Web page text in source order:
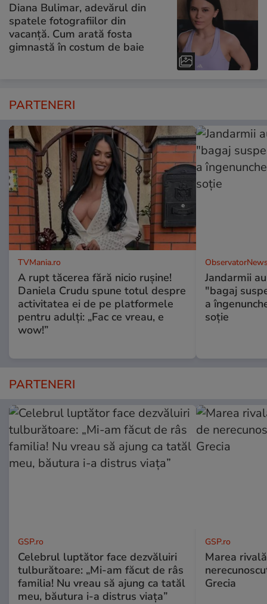
Diana Bulimar, adevărul din
spatele fotografiilor din
vacanță. Cum arată fosta
gimnastă în costum de baie
PARTENERI
TVMania.ro
A rupt tăcerea fără nicio rușine!
Daniela Crudu spune totul despre
activitatea ei de pe platformele
pentru adulți: „Fac ce vreau, e
wow!”
Jandarmii
"bagaj
a
soție
PARTENERI
GSP.ro
Celebrul luptător face dezvăluiri
tulburătoare: „Mi-am făcut de râs
familia! Nu vreau să ajung ca tatăl
meu, băutura i-a distrus viața”
GSP.ro
Marea
Grecia